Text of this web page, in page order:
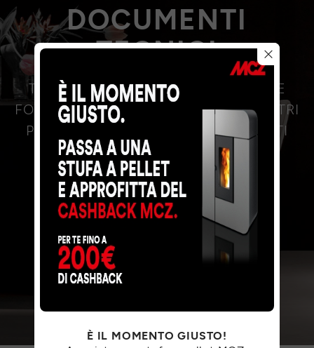
DOCUMENTI
TECNICI
TUTTI I DOCUMENTI, I MANUALI E LE
FOTO IN ALTA RISOLUZIONE DEI NOSTRI
PRODOTTI SONO SCARICABILI QUI. TI
BASTA SCEGLIERE UN PRODOTTO.
È IL MOMENTO GIUSTO!